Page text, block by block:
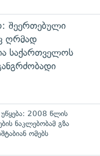
შეერთებული
ღრმად
საქართველოს
უწყება: 2008 წლის
ნაკლებობამ გზა
ომებს